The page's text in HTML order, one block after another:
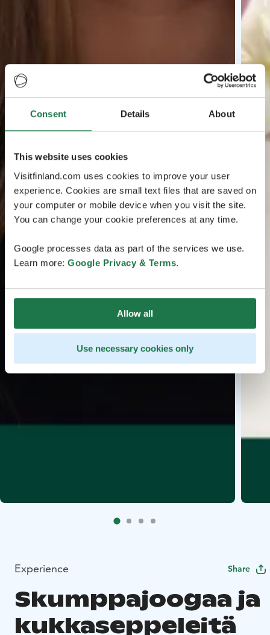
Consent Details About
This website uses cookies
Visitfinland.com uses cookies to improve your user
experience. Cookies are small text files that are saved on
your computer or mobile device when you visit the site.
You can change your cookie preferences at any time.
Google processes data as part of the services we use.
Learn more: Google Privacy & Terms.
Allow all
Use necessary cookies only
Experience Share
Skumppajoogaa ja
kukkaseppeleitä